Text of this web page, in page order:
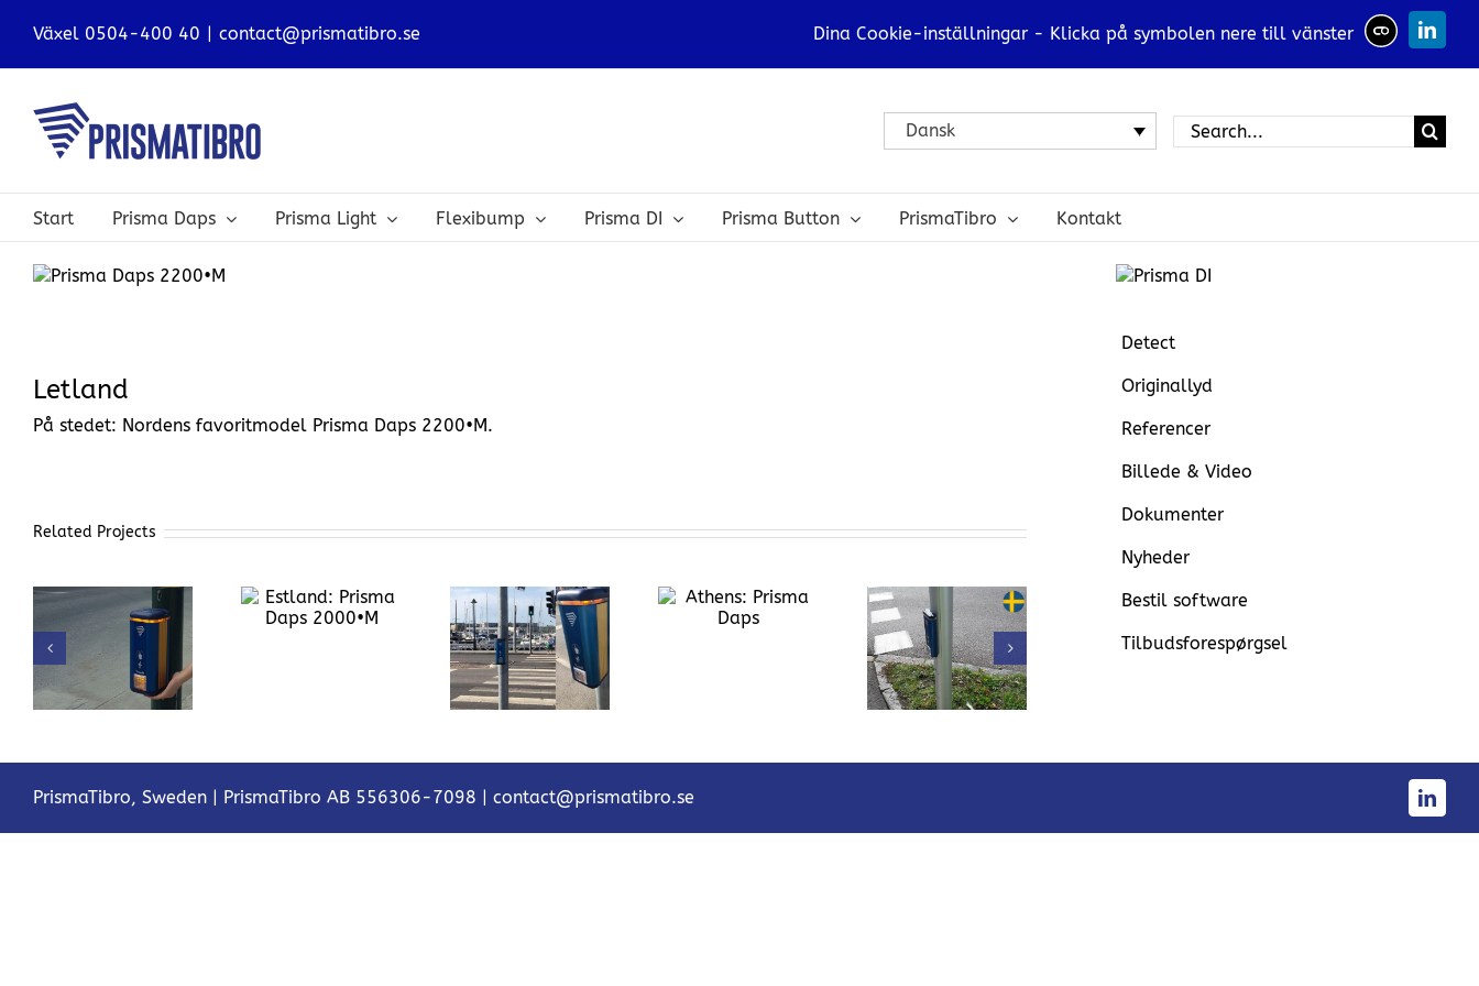
Växel 0504-400 40 | contact@prismatibro.se Dina Cookie-inställningar - Klicka på symbolen nere till vänster
Dansk
Search
for:
Start Prisma Daps Prisma Light Flexibump Prisma DI Prisma Button PrismaTibro Kontakt
View
Letland
På stedet: Nordens favoritmodel Prisma Daps 2200•M.
Related Projects
Estland: Prisma
Daps 2000•M
Athens: Prisma
Daps
Örebro: Først til
at installere
Prisma Daps
2320•S Bike
Detect
Originallyd
Referencer
Billede & Video
Dokumenter
Nyheder
Bestil software
Tilbudsforespørgsel
PrismaTibro, Sweden | PrismaTibro AB 556306-7098 contact@prismatibro.se